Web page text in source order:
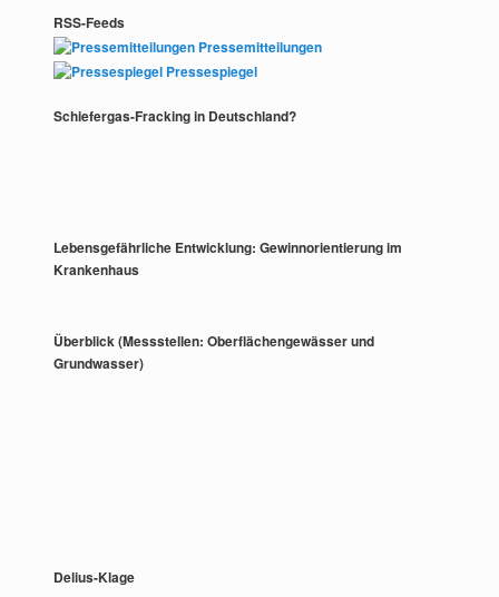
RSS-Feeds
Pressemitteilungen
Pressespiegel
Schiefergas-Fracking in Deutschland?
Lebensgefährliche Entwicklung: Gewinnorientierung im
Krankenhaus
Überblick (Messstellen: Oberflächengewässer und
Grundwasser)
Delius-Klage